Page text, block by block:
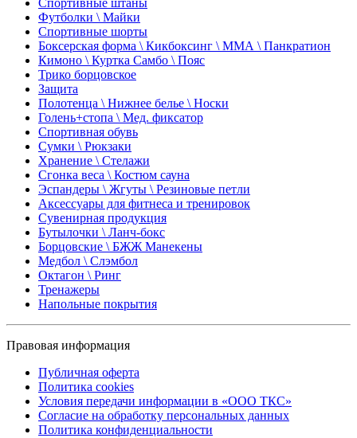
Спортивные штаны
Футболки \ Майки
Спортивные шорты
Боксерская форма \ Кикбоксинг \ ММА \ Панкратион
Кимоно \ Куртка Самбо \ Пояс
Трико борцовское
Защита
Полотенца \ Нижнее белье \ Носки
Голень+стопа \ Мед. фиксатор
Спортивная обувь
Сумки \ Рюкзаки
Хранение \ Стелажи
Сгонка веса \ Костюм сауна
Эспандеры \ Жгуты \ Резиновые петли
Аксессуары для фитнеса и тренировок
Сувенирная продукция
Бутылочки \ Ланч-бокс
Борцовские \ БЖЖ Манекены
Медбол \ Слэмбол
Октагон \ Ринг
Тренажеры
Напольные покрытия
Правовая информация
Публичная оферта
Политика cookies
Условия передачи информации в «ООО ТКС»
Согласие на обработку персональных данных
Политика конфиденциальности